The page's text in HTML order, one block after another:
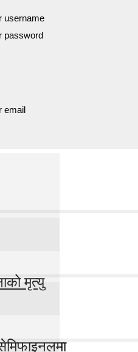
username
password
email
मृत्यु